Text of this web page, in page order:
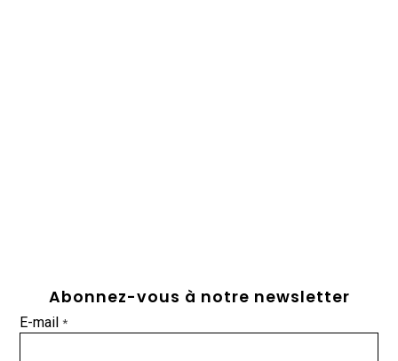
Abonnez-vous à notre newsletter
E-mail*